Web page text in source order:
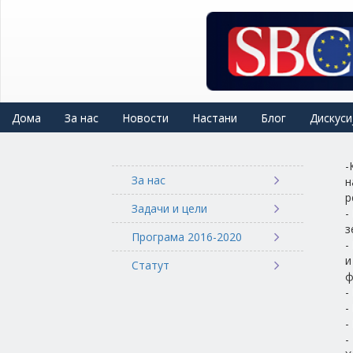
Дома За нас Новости Настани Блог
За нас
Задачи и цели
Програма 2016-2020
Статут
-
-
-
-
-
-
-